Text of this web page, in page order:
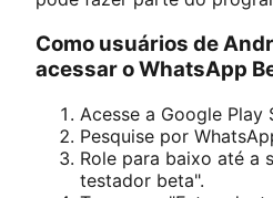
Como usuários de
acessar o WhatsApp
Acesse a Google Play
Pesquise por
Role para baixo até a
testador beta".